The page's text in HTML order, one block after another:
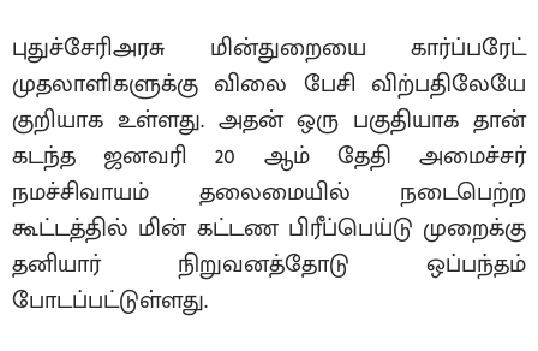
புதுச்சேரிஅரசு மின்துறையை கார்ப்பரேட்
முதலாளிகளுக்கு விலை பேசி விற்பதிலேயே
குறியாக உள்ளது. அதன் ஒரு பகுதியாக தான்
கடந்த ஜனவரி 20 ஆம் தேதி அமைச்சர்
நமச்சிவாயம் தலைமையில் நடைபெற்ற
கூட்டத்தில் மின் கட்டண பிரீப்பெய்டு முறைக்கு
தனியார் நிறுவனத்தோடு ஒப்பந்தம்
போடப்பட்டுள்ளது.